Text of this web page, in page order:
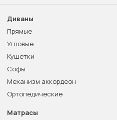
Диваны
Прямые
Угловые
Кушетки
Софы
Механизм аккордеон
Ортопедические
Матрасы